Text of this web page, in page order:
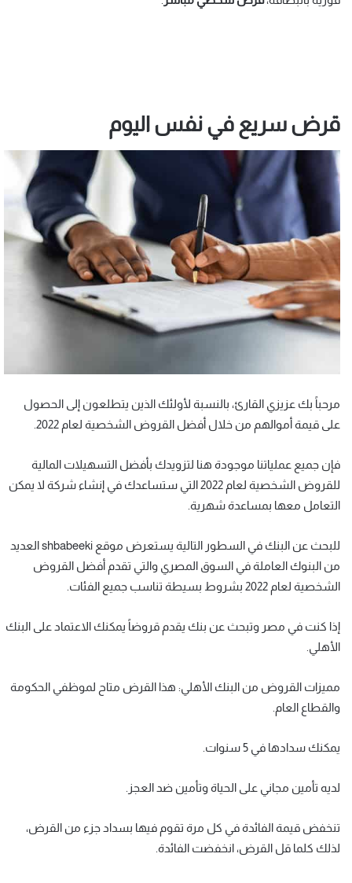
قرض سريع في نفس اليوم
مرحباً بك عزيزي القارئ، بالنسبة لأولئك الذين يتطلعون إلى الحصول
على قيمة أموالهم من خلال أفضل القروض الشخصية لعام 2022.
فإن جميع عملياتنا موجودة هنا لتزويدك بأفضل التسهيلات المالية
للقروض الشخصية لعام 2022 التي ستساعدك في إنشاء شركة لا يمكن
التعامل معها بمساعدة شهرية.
للبحث عن البنك في السطور التالية يستعرض موقع shbabeeki العديد
من البنوك العاملة في السوق المصري والتي تقدم أفضل القروض
الشخصية لعام 2022 بشروط بسيطة تناسب جميع الفئات.
إذا كنت في مصر وتبحث عن بنك يقدم قروضاً يمكنك الاعتماد على البنك
الأهلي.
مميزات القروض من البنك الأهلي: هذا القرض متاح لموظفي الحكومة
والقطاع العام.
يمكنك سدادها في 5 سنوات.
لديه تأمين مجاني على الحياة وتأمين ضد العجز.
تنخفض قيمة الفائدة في كل مرة تقوم فيها بسداد جزء من القرض،
لذلك كلما قل القرض، انخفضت الفائدة.